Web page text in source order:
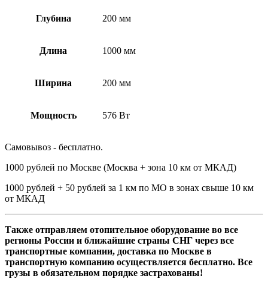
Глубина 200 мм
Длина 1000 мм
Ширина 200 мм
Мощность 576 Вт
Самовывоз - бесплатно.
1000 рублей по Москве (Москва + зона 10 км от МКАД)
1000 рублей + 50 рублей за 1 км по МО в зонах свыше 10 км
от МКАД
Также отправляем отопительное оборудование во все
регионы России и ближайшие страны СНГ через все
транспортные компании, доставка по Москве в
транспортную компанию осуществляется бесплатно. Все
грузы в обязательном порядке застрахованы!